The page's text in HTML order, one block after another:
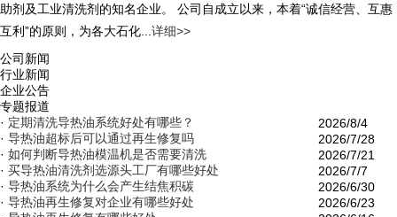
助剂及工业清洗剂的知名企业。 公司自成立以来，本着“诚信经营、互惠
互利”的原则，为各大石化... 详细>>
公司新闻
行业新闻
企业公告
专题报道
· 定期清洗导热油系统好处有哪些？
2026/8/4
· 导热油超标后可以通过再生修复吗
2026/7/28
· 如何判断导热油模温机是否需要清洗
2026/7/21
· 买导热油清洗剂选源头工厂有哪些好处
2026/7/7
· 导热油系统为什么会产生结焦积碳
2026/6/30
· 导热油再生修复对企业有哪些好处
2026/6/23